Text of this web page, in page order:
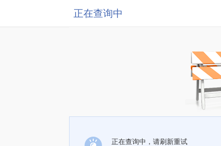
正在查询中
正在查询中，请刷新重试